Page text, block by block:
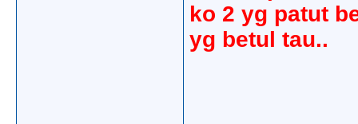
ko 2 yg patut
yg betul tau..